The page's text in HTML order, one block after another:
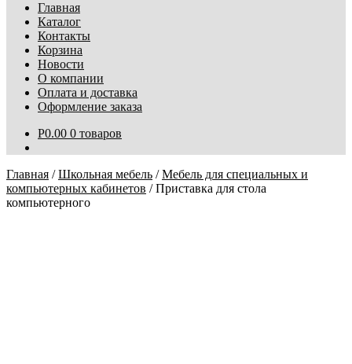
Главная
Каталог
Контакты
Корзина
Новости
О компании
Оплата и доставка
Оформление заказа
Р0.00 0 товаров
Главная /Школьная мебель /Мебель для специальных и
компьютерных кабинетов /Приставка для стола
компьютерного